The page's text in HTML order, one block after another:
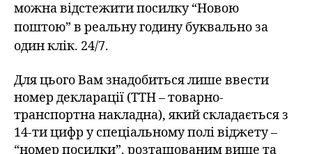
можна відстежити посилку “Новою
поштою” в реальну годину буквально за
один клік. 24/7.
Для цього Вам знадобиться лише ввести
номер декларації (ТТН – товарно-
транспортна накладна), який складається з
14-ти цифр у спеціальному полі віджету –
“номер посилки”, розташованим вище та